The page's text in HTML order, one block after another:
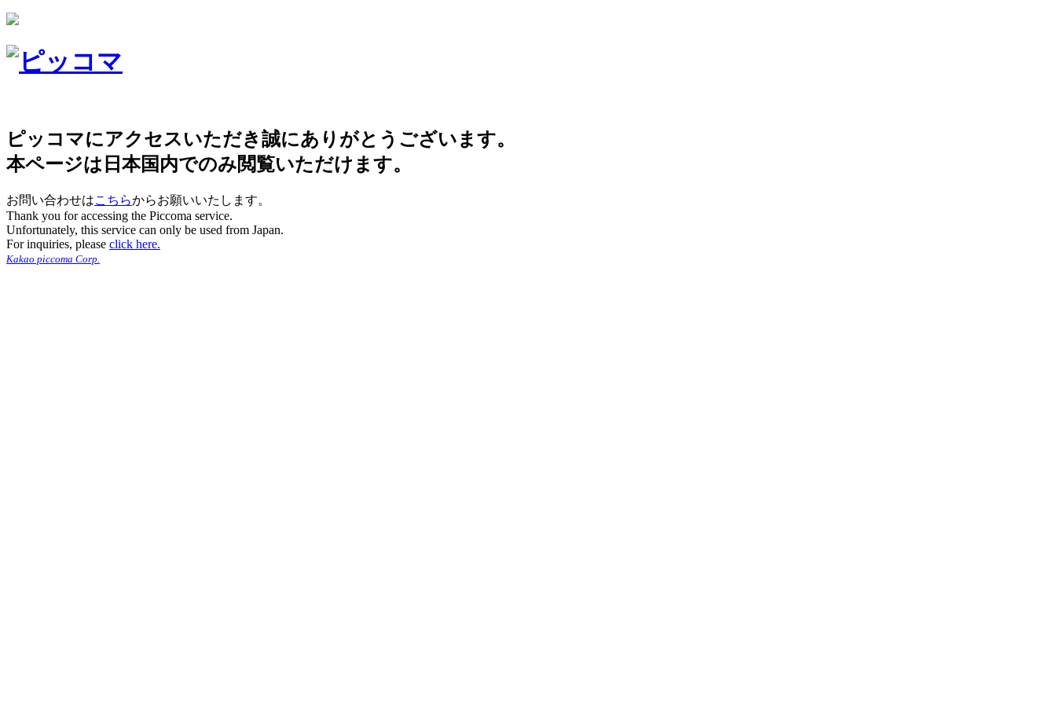
ピッコマにアクセスいただき誠にありがとうございます。
本ページは日本国内でのみ閲覧いただけます。
お問い合わせはこちらからお願いいたします。
Thank you for accessing the Piccoma service.
Unfortunately, this service can only be used from Japan.
For inquiries, please click here.
Kakao piccoma Corp.